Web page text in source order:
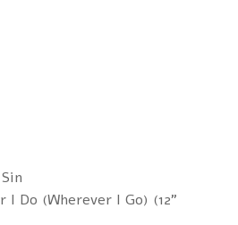
I Do (Wherever I Go) (12"